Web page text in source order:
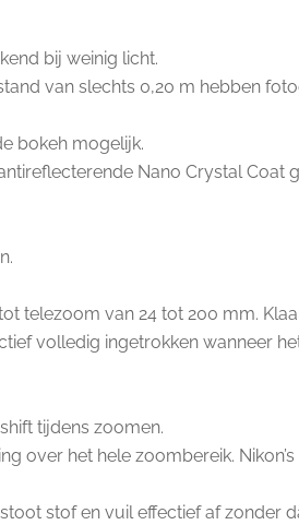
bij weinig licht.
van slechts 0,20 m hebben
bokeh mogelijk.
Nano Crystal Coat
telezoom van 24 tot 200 mm.
volledig ingetrokken wanneer
tijdens zoomen.
over het hele zoombereik. Nikon’s
stof en vuil effectief af zonder